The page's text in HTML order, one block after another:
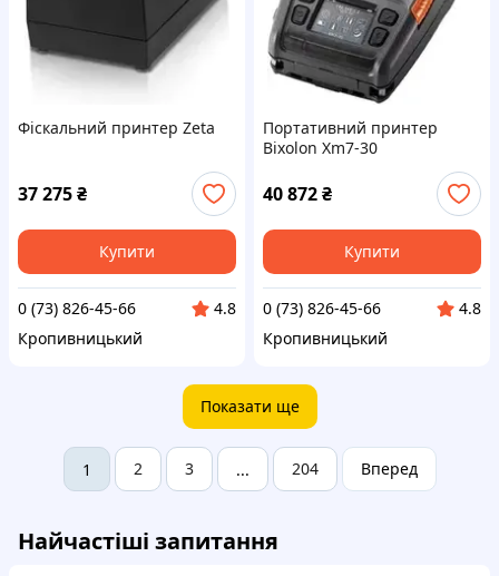
Фіскальний принтер Zeta
37 275₴
Купити
0 (73) 826-45-66
4.8
Кропивницький
Портативний принтер
Bixolon Xm7-30
40 872₴
Купити
0 (73) 826-45-66
4.8
Кропивницький
Показати ще
1 2 3 ... 204 Вперед
Найчастіші запитання